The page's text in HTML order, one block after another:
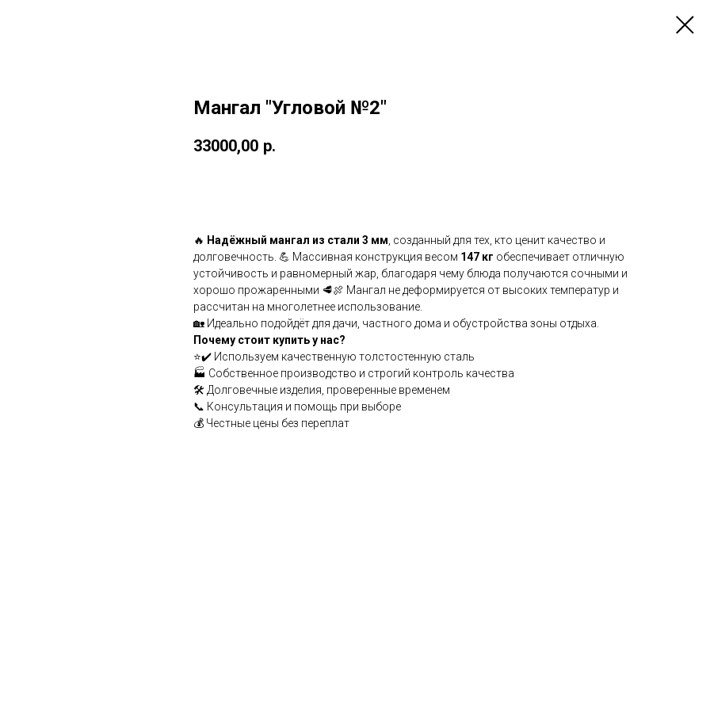
Мангал "Угловой №2"
33000,00 р.
🔥 Надёжный мангал из стали 3 мм, созданный для тех, кто ценит качество и
долговечность. 💪 Массивная конструкция весом 147 кг обеспечивает отличную
устойчивость и равномерный жар, благодаря чему блюда получаются сочными и
хорошо прожаренными 🥩🍖 Мангал не деформируется от высоких температур и
рассчитан на многолетнее использование.
🏡 Идеально подойдёт для дачи, частного дома и обустройства зоны отдыха.
Почему стоит купить у нас?
⭐✔️ Используем качественную толстостенную сталь
🏭 Собственное производство и строгий контроль качества
🛠️ Долговечные изделия, проверенные временем
📞 Консультация и помощь при выборе
💰 Честные цены без переплат